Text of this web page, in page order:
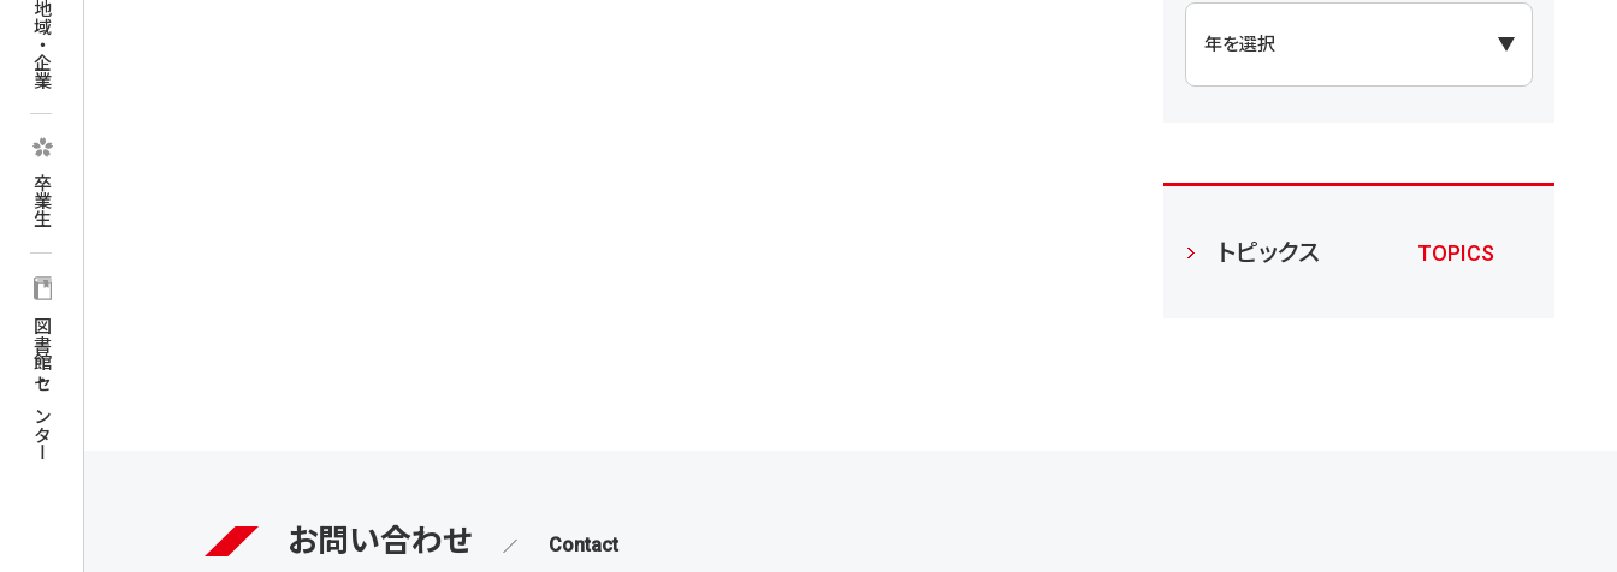
地域・企業
卒業生
図書館・センター
トピックス TOPICS
お問い合わせ Contact